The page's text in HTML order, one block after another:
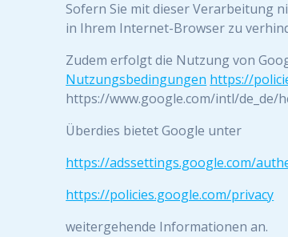
Sofern Sie mit dieser Verarbeitung
in Ihrem Internet-Browser zu
Zudem erfolgt die Nutzung von
Nutzungsbedingungen https://
https://www.google.com/intl/de_de/
Überdies bietet Google unter
https://adssettings.google.com/
https://policies.google.com/privacy
weitergehende Informationen an.